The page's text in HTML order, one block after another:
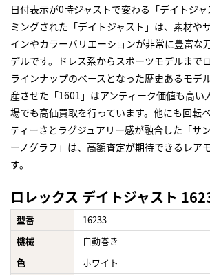
日付表示が0時ジャストで変わる「デイトジ
ミングされた「デイトジャスト」は、素材や
インやカラーバリエーションが非常に豊富な
デルです。ドレス系からスポーツモデルまで
ラインナップのベースとなった歴史あるモデ
産させた「1601」はアンティーク価値も高い
場でも高価買取を行っています。他にも回転
ティーさとラグジュアリー感が融合した「サ
ーノグラフ」は、高額査定が期待できるレア
す。
ロレックス デイトジャスト
型番
16233
機械
自動巻き
色
ホワイト